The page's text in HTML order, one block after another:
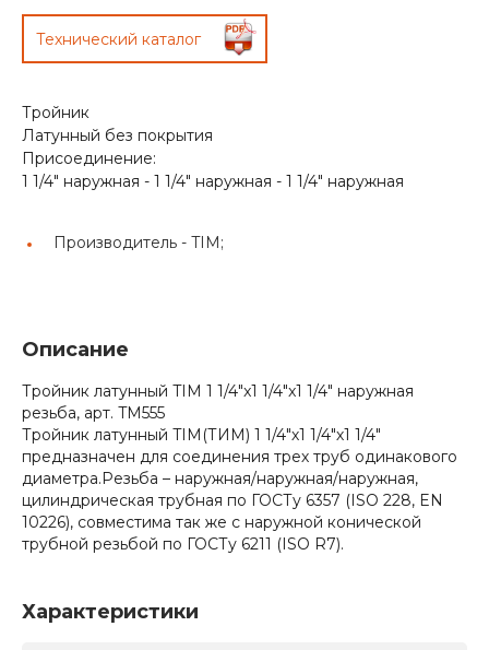
Технический каталог
Тройник
Латунный без покрытия
Присоединение:
1 1/4" наружная - 1 1/4" наружная - 1 1/4" наружная
Производитель - TIM;
Описание
Тройник латунный TIM 1 1/4"x1 1/4"x1 1/4" наружная
резьба, арт. TM555
Тройник латунный TIM(ТИМ) 1 1/4"х1 1/4"х1 1/4"
предназначен для соединения трех труб одинакового
диаметра.Резьба – наружная/наружная/наружная,
цилиндрическая трубная по ГОСТу 6357 (ISO 228, EN
10226), совместима так же с наружной конической
трубной резьбой по ГОСТу 6211 (ISO R7).
Характеристики